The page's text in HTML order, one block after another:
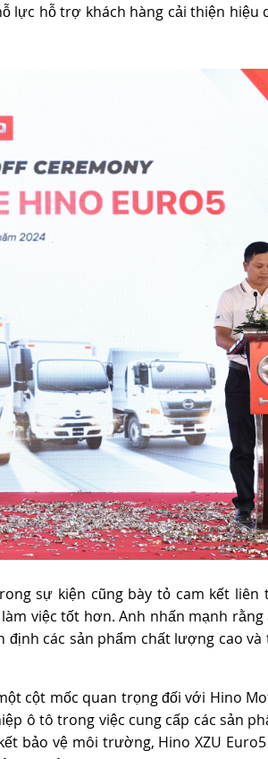
lực hỗ trợ khách hàng cải thiện hiệu
sự kiện cũng bày tỏ cam kết liên
việc tốt hơn. Anh nhấn mạnh
các sản phẩm chất lượng cao
cột mốc quan trọng đối với Hino
ô tô trong việc cung cấp các sản
bảo vệ môi trường, Hino XZU